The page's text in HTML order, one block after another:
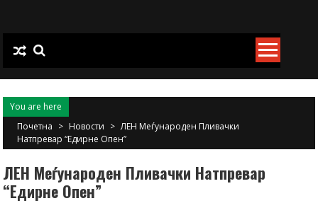
content
You are here
Почетна > Новости > ЛЕН Меѓународен Пливачки
Натпревар “Едирне Опен”
ЛЕН Меѓународен Пливачки Натпревар
“Едирне Опен”